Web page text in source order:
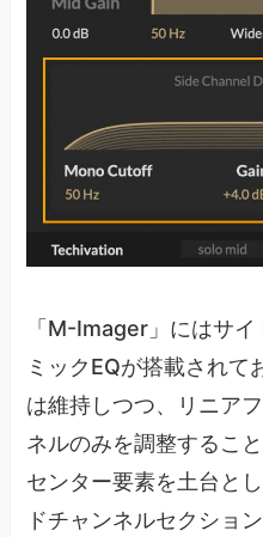
「M-Imager」にはサ
ミックEQが搭載されて
は維持しつつ、リニア
ネルのみを調整すること
センター要素を土台と
ドチャンネルセクショ